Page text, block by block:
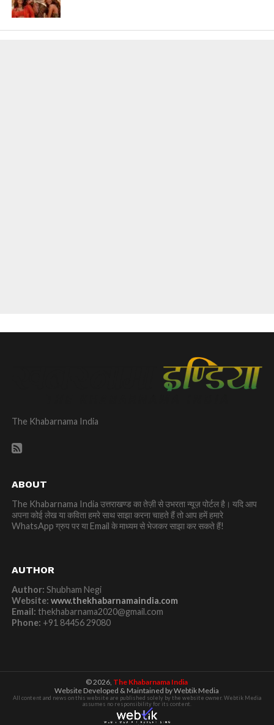
The Khabarnama India
ABOUT
The Khabarnama India उत्तराखण्ड का तेज़ी से उभरता न्यूज़ पोर्टल है। यदि आप
अपना कोई लेख या कविता हमरे साथ साझा करना चाहते हैं तो आप हमें हमारे
WhatsApp ग्रुप पर या Email के माध्यम से भेजकर साझा कर सकते हैं!
AUTHOR
Author: Shubham Negi
Website: www.thekhabarnamaindia.com
Email: thekhabarnama2020@gmail.com
Phone: +91 84456 29080
© 2026, The Khabarnama India
Website Developed & Maintained by Webtik Media
All content and news on this website are published solely by the website owner. Webtik Media
assumes no responsibility for its content.